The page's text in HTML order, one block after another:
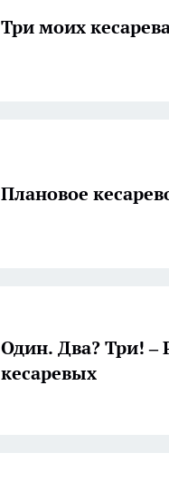
Три моих
Плановое
Один. Два? Три! –
кесаревых